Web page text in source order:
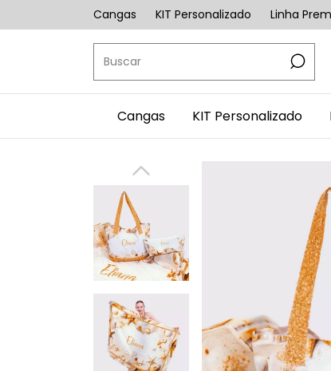
Cangas KIT Personalizado Linha
Cangas KIT Personalizado